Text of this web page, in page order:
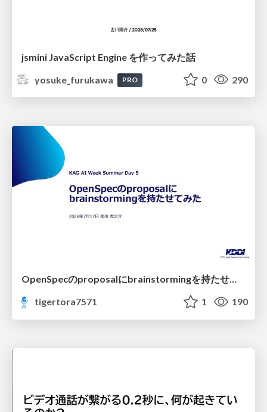
jsmini JavaScript Engine を作ってみた話
yosuke_furukawa
PRO 0 290
OpenSpecのproposalにbrainstormingを持たせてみた
tigertora7571
1 190